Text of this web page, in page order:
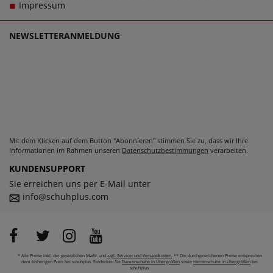
Trageerlebnis werden.
Impressum
NEWSLETTERANMELDUNG
Mit dem Klicken auf dem Button "Abonnieren" stimmen Sie zu, dass wir Ihre
Informationen im Rahmen unseren Datenschutzbestimmungen verarbeiten.
KUNDENSUPPORT
Sie erreichen uns per E-Mail unter
info@schuhplus.com
* Alle Preise inkl. der gesetzlichen MwSt. und zzgl. Service- und Versandkosten. ** Die durchgestrichenen Preise entsprechen
dem bisherigen Preis bei schuhplus. Entdecken Sie Damenschuhe in Übergrößen sowie Herrenschuhe in Übergrößen bei
schuhplus.